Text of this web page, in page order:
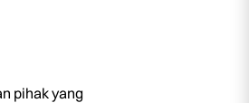
pihak yang